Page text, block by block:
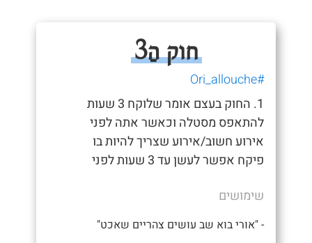
חוק הַ3
#Ori_allouche
1. החוק בעצם אומר שלוקח 3 שעות
להתאפס מסטלה וכאשר אתה לפני
אירוע חשוב/אירוע שצריך להיות בו
פיקח אפשר לעשן עד 3 שעות לפני
שימושים
- "אורי בוא שב עושים צהריים שאכט"